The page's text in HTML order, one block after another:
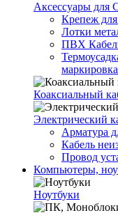
Аксессуары для
Крепеж для
Лотки
ПВХ
маркировка
Коаксиальный
Электрический
Арматура
Кабель
Провод
Компьютеры,
Ноутбуки